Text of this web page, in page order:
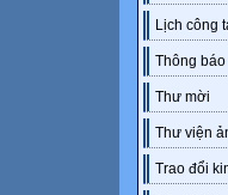
Lịch công
Thông báo
Thư mời
Thư viện
Trao đổi